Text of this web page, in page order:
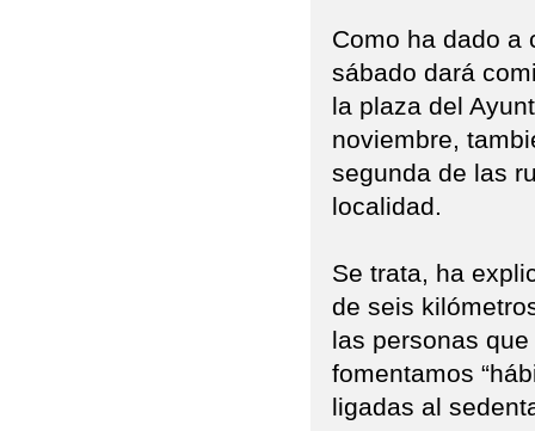
Como ha dado a
sábado dará
la plaza del
noviembre,
segunda de las
localidad.
Se trata, ha
de seis
las personas
fomentamos
ligadas al